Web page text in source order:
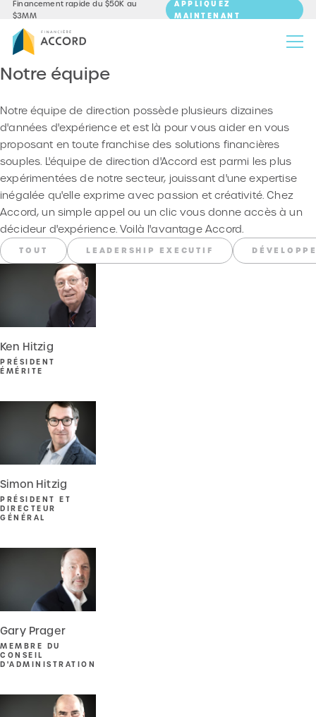
Financement rapide du $50K au
$3MM
APPLIQUEZ
MAINTENANT
Notre équipe
Notre équipe de direction possède plusieurs dizaines
d'années d'expérience et est là pour vous aider en vous
proposant en toute franchise des solutions financières
souples. L'équipe de direction d'Accord est parmi les plus
expérimentées de notre secteur, jouissant d'une expertise
inégalée qu'elle exprime avec passion et créativité. Chez
Accord, un simple appel ou un clic vous donne accès à un
décideur d'expérience. Voilà l'avantage Accord.
TOUT LEADERSHIP EXECUTIF
Ken Hitzig
PRÉSIDENT
ÉMÉRITE
LIRE LA SUITE
Simon Hitzig
PRÉSIDENT ET
DIRECTEUR
GÉNÉRAL
LIRE LA SUITE
Gary Prager
MEMBRE DU
CONSEIL
D'ADMINISTRATION
LIRE LA SUITE
LIRE LA SUITE